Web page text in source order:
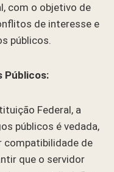
com o objetivo de
de interesse e
públicos.
Públicos:
Federal, a
públicos é vedada,
compatibilidade de
que o servidor